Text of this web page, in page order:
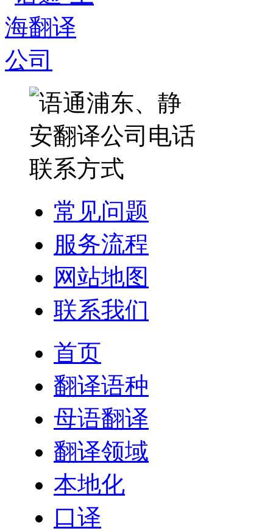
常见问题
服务流程
网站地图
联系我们
首页
翻译语种
母语翻译
翻译领域
本地化
口译